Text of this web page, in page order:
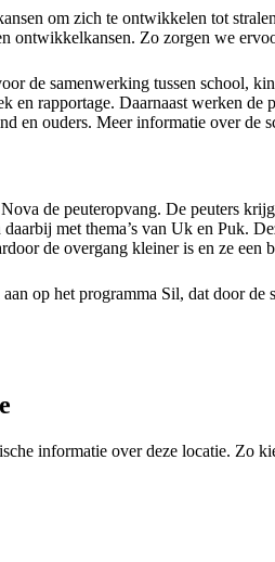
om zich te ontwikkelen tot
ontwikkelkansen. Zo zorgen we
de samenwerking tussen school,
en rapportage. Daarnaast werken
en ouders. Meer informatie over
de peuteropvang. De peuters
met thema’s van Uk en Puk.
de overgang kleiner is en ze
op het programma Sil, dat door
informatie over deze locatie. Zo